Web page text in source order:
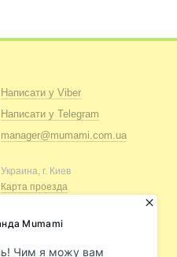
Написати у Viber
Написати у Telegram
manager@mumami.com.ua
Украина, г. Киев
Карта проезда